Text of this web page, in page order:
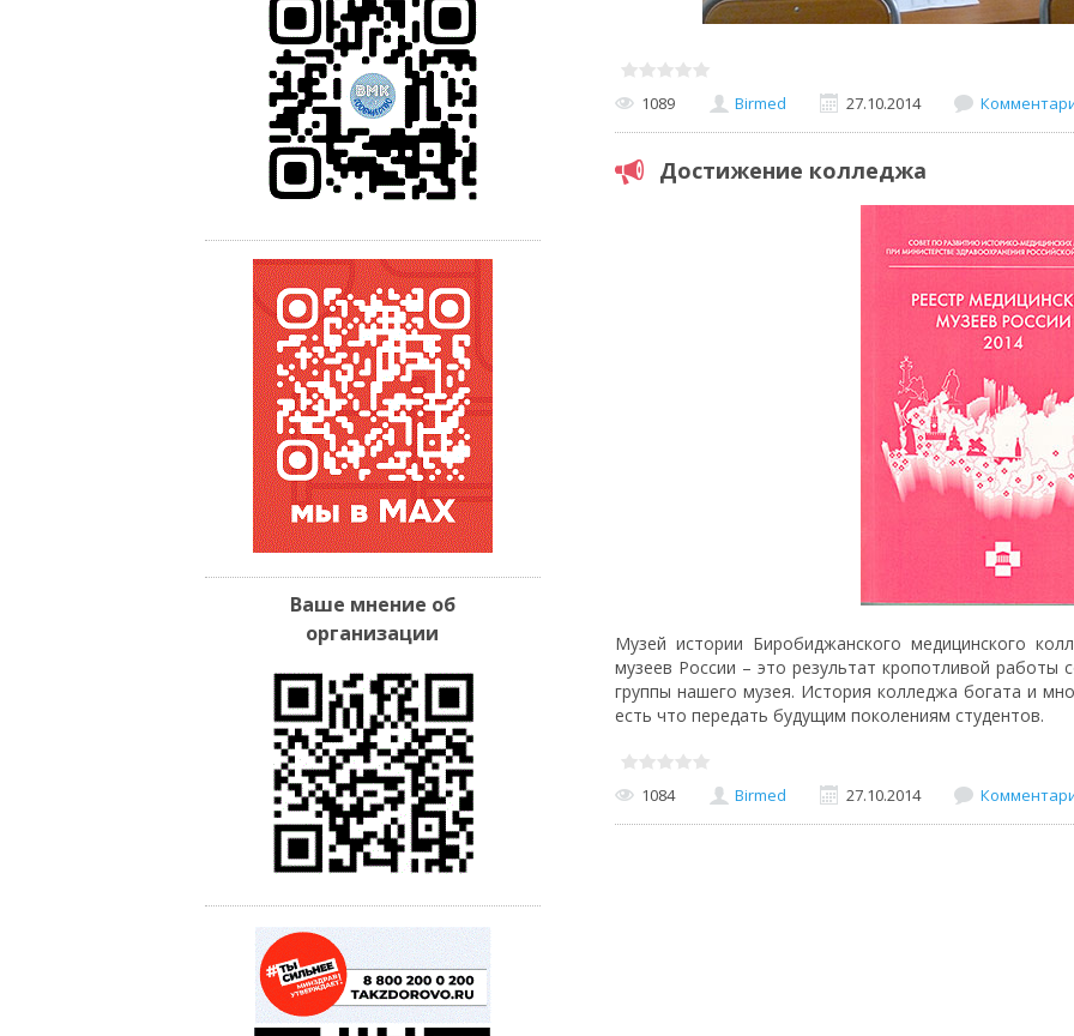
1089 Birmed 27.10.2014
Достижение колледжа
Музей истории Биробиджанского медицинского
музеев России – это результат кропотливой работы
группы нашего музея. История колледжа богата и
есть что передать будущим поколениям студентов.
1084 Birmed 27.10.2014
Ваше мнение об
организации